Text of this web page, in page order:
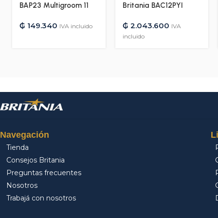
BAP23 Multigroom 11
₲ 149.340 IVA incluido
Britania BAC12PYI
Gas R410A –
220V/50HZ – 12997
₲ 2.043.600 IVA
incluido
Navegación
Tienda
Consejos Britania
Preguntas frecuentes
Nosotros
Trabajá con nosotros